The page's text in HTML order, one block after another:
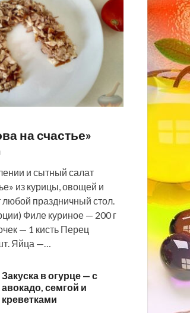
на счастье»
и сытный салат
из курицы, овощей и
любой праздничный стол.
Филе куриное — 200 г
— 1 кисть Перец
Яйца —…
Закуска в огурце — с
авокадо, семгой и
креветками